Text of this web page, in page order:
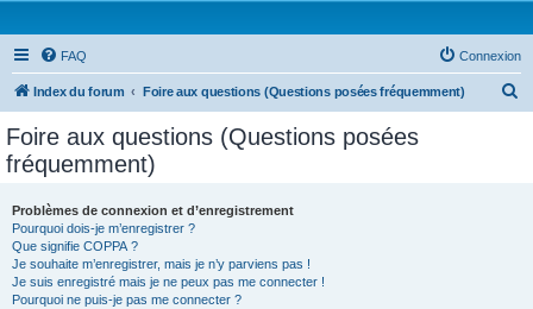
FAQ Connexion
Index du forum Foire aux questions (Questions posées fréquemment)
Foire aux questions (Questions posées
fréquemment)
Problèmes de connexion et d’enregistrement
Pourquoi dois-je m’enregistrer ?
Que signifie COPPA ?
Je souhaite m’enregistrer, mais je n’y parviens pas !
Je suis enregistré mais je ne peux pas me connecter !
Pourquoi ne puis-je pas me connecter ?